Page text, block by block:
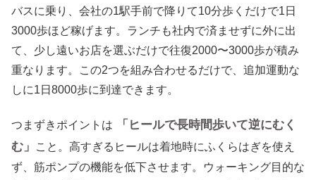
バスに乗り、会社の1駅手前で降りて10分歩くだけで1日
3000歩ほど稼げます。ランチも社内で済ませずに外に出
て、少し遠いお店を選ぶだけで往復2000〜3000歩が積み
重なります。この2つを組み合わせるだけで、追加運動な
しに1日8000歩に到達できます。
つまずきポイントは
「ヒールで長時間歩いて逆にむく
む」
こと。高すぎるヒールは着地時にふくらはぎを使え
ず、筋ポンプの機能を低下させます。ウォーキング目的な